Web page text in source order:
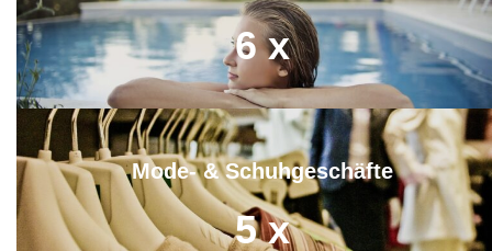
6 x
Mode- & Schuhgeschäfte
5 x